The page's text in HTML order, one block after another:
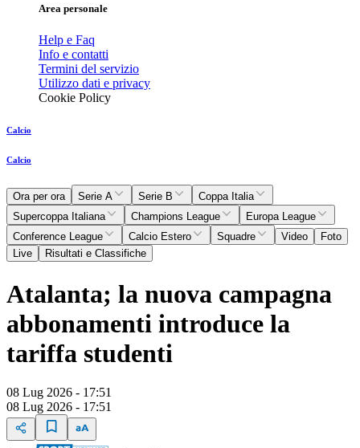
Area personale
Help e Faq
Info e contatti
Termini del servizio
Utilizzo dati e privacy
Cookie Policy
Calcio
Calcio
Ora per ora Serie A Serie B
Coppa Italia
Supercoppa Italiana
Champions League
Europa League
Conference League
Calcio Estero Squadre Video
Foto
Live
Risultati e Classifiche
Atalanta; la nuova campagna
abbonamenti introduce la
tariffa studenti
08 Lug 2026 - 17:51
08 Lug 2026 - 17:51